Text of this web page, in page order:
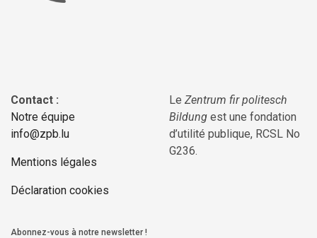
Contact :
Notre équipe
info@zpb.lu
Mentions légales
Déclaration cookies
Le Zentrum fir politesch
Bildung est une fondation
d’utilité publique, RCSL No
G236.
Abonnez-vous à notre newsletter !